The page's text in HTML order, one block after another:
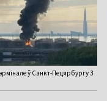
ў Санкт-Пецярбургу 3